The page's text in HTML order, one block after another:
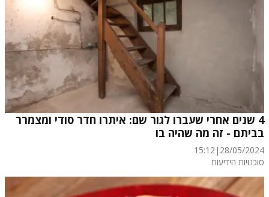
4 שנים אחרי שעברו לגור שם: איתרו חדר סודי ומצמרר
בביתם - זה מה שהיה בו
28/05/2024
|
15:12
סוכנויות הידיעות